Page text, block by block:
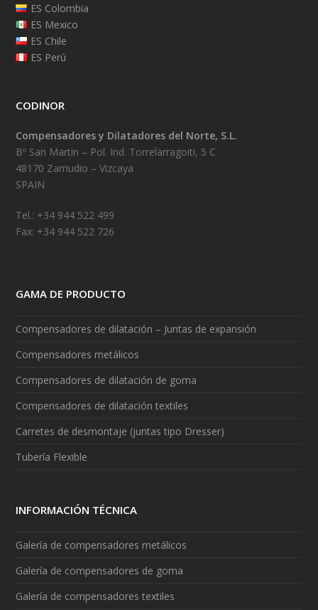
ES Colombia
ES Mexico
ES Chile
ES Perú
CODINOR
Compensadores y Dilatadores del Norte, S.L.
Bº San Martin – Pol. Ind. Torrelarragoiti, 5 C
48170 Zamudio – Vizcaya
SPAIN
Tel.: +34 944 522 499
Fax: +34 944 522 726
GAMA DE PRODUCTO
Compensadores de dilatación – Juntas de expansión
Compensadores metálicos
Compensadores de dilatación de goma
Compensadores de dilatación textiles
Carretes de desmontaje (juntas tipo Dresser)
Tubería Flexible
INFORMACIÓN TÉCNICA
Galería de compensadores metálicos
Galería de compensadores de goma
Galería de compensadores textiles